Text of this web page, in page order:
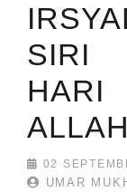
SIRI
HARI
ALLAH
02
UMAR